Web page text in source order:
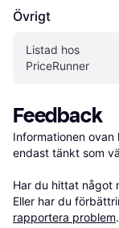
Övrigt
Listad hos
PriceRunner
Feedback
Informationen
endast tänkt som
Har du hittat något
Eller har du
rapportera problem.